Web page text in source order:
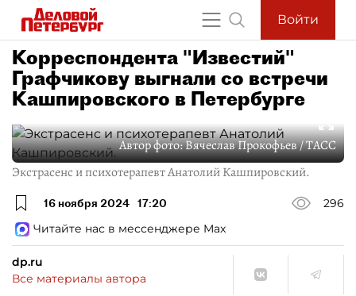
Войти
Корреспондента "Известий"
Графчикову выгнали со встречи
Кашпировского в Петербурге
Автор фото:Вячеслав Прокофьев / ТАСС
Экстрасенс и психотерапевт Анатолий Кашпировский.
16 ноября 2024 17:20
296
Читайте нас в мессенджере Max
dp.ru
Все материалы автора